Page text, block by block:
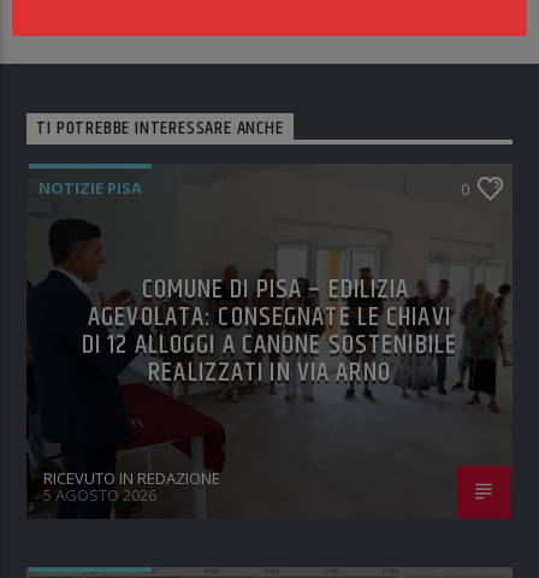
TI POTREBBE INTERESSARE ANCHE
NOTIZIE PISA 0
COMUNE DI PISA – EDILIZIA
AGEVOLATA: CONSEGNATE LE CHIAVI
DI 12 ALLOGGI A CANONE SOSTENIBILE
REALIZZATI IN VIA ARNO
RICEVUTO IN REDAZIONE
5 AGOSTO 2026